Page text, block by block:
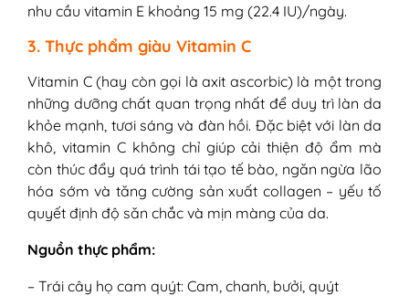
nhu cầu vitamin E khoảng 15 mg (22.4 IU)/ngày.
3. Thực phẩm giàu Vitamin C
Vitamin C (hay còn gọi là axit ascorbic) là một trong
những dưỡng chất quan trọng nhất để duy trì làn da
khỏe mạnh, tươi sáng và đàn hồi. Đặc biệt với làn da
khô, vitamin C không chỉ giúp cải thiện độ ẩm mà
còn thúc đẩy quá trình tái tạo tế bào, ngăn ngừa lão
hóa sớm và tăng cường sản xuất collagen – yếu tố
quyết định độ săn chắc và mịn màng của da.
Nguồn thực phẩm:
– Trái cây họ cam quýt: Cam, chanh, bưởi, quýt